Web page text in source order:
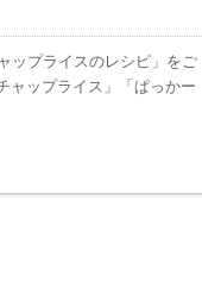
ップライスのレシピ」をご
ャップライス」「ぱっかー